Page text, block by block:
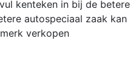
kenteken in bij de betere
autospeciaal zaak kan
verkopen